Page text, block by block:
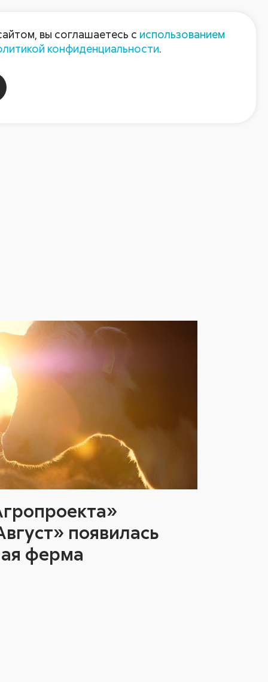
Пресс-центр Контакты
появилась
ферма
вы соглашаетесь с использованием
конфиденциальности.